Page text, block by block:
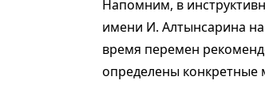
Напомним, в
имени И. Алтынсарина
время перемен
определены конкретные